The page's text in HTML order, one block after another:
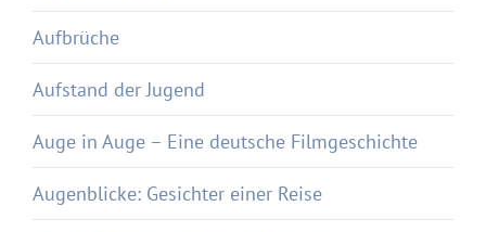
Aufbrüche
Aufstand der Jugend
Auge in Auge – Eine deutsche Filmgeschichte
Augenblicke: Gesichter einer Reise